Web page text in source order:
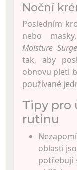
Noční
Posledním
nebo
Moisture
tak, aby
obnovu pleti
používané
Tipy pro
rutinu
oblasti
potřebují